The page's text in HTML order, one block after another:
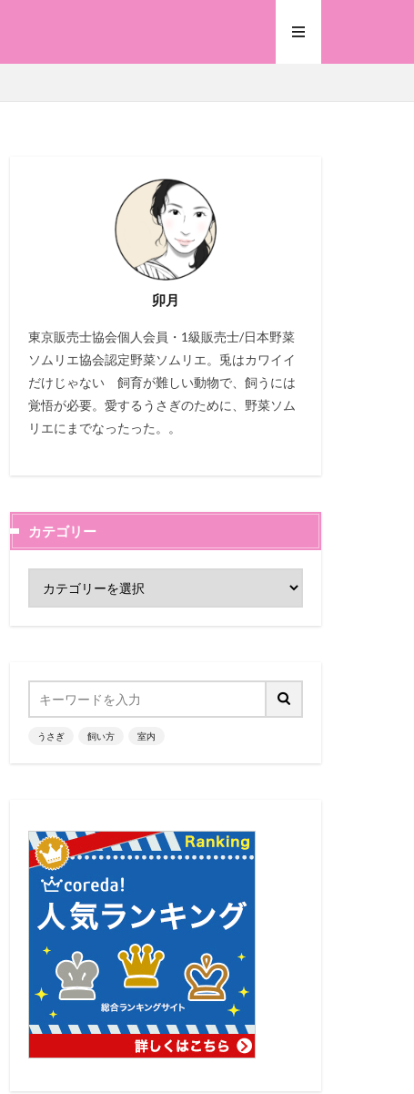
卯月
東京販売士協会個人会員・1級販売士/日本野菜
ソムリエ協会認定野菜ソムリエ。兎はカワイイ
だけじゃない 飼育が難しい動物で、飼うには
覚悟が必要。愛するうさぎのために、野菜ソム
リエにまでなったった。。
カテゴリー
うさぎ 飼い方 室内